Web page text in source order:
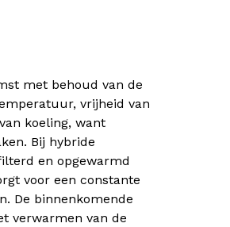
met behoud van de
vrijheid van
koeling, want
Bij hybride
en opgewarmd
voor een constante
De binnenkomende
verwarmen van de